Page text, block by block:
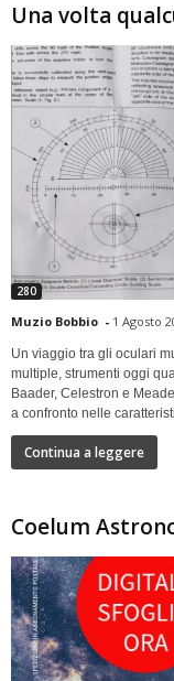
Una volta
280
Muzio Bobbio - 1 Agosto
Un viaggio tra gli oculari
multiple, strumenti oggi
Baader, Celestron e
a confronto nelle
Continua a leggere
Coelum